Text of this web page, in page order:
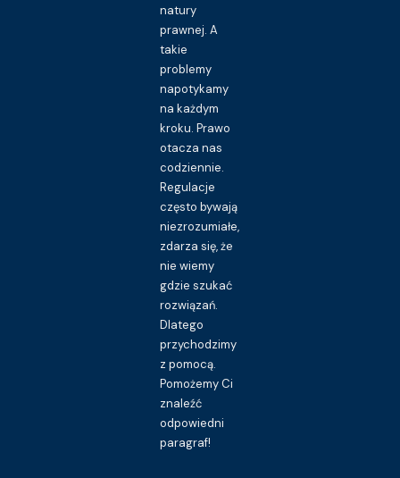
natury
prawnej. A
takie
problemy
napotykamy
na każdym
kroku. Prawo
otacza nas
codziennie.
Regulacje
często bywają
niezrozumiałe,
zdarza się, że
nie wiemy
gdzie szukać
rozwiązań.
Dlatego
przychodzimy
z pomocą.
Pomożemy Ci
znaleźć
odpowiedni
paragraf!